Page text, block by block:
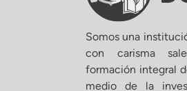
Somos una
con carisma
formación integral
medio de la